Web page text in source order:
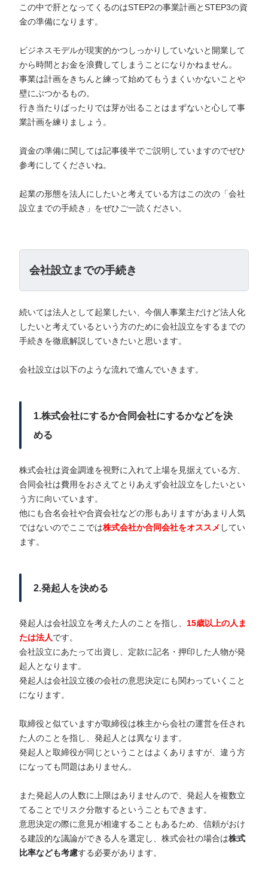
この中で肝となってくるのはSTEP2の事業計画とSTEP3の資
金の準備になります。
ビジネスモデルが現実的かつしっかりしていないと開業して
から時間とお金を浪費してしまうことになりかねません。
事業は計画をきちんと練って始めてもうまくいかないことや
壁にぶつかるもの。
行き当たりばったりでは芽が出ることはまずないと心して事
業計画を練りましょう。
資金の準備に関しては記事後半でご説明していますのでぜひ
参考にしてくださいね。
起業の形態を法人にしたいと考えている方はこの次の「会社
設立までの手続き」をぜひご一読ください。
会社設立までの手続き
続いては法人として起業したい、今個人事業主だけど法人化
したいと考えているという方のために会社設立をするまでの
手続きを徹底解説していきたいと思います。
会社設立は以下のような流れで進んでいきます。
1.株式会社にするか合同会社にするかなどを決
める
株式会社は資金調達を視野に入れて上場を見据えている方、
合同会社は費用をおさえてとりあえず会社設立をしたいとい
う方に向いています。
他にも合名会社や合資会社などの形もありますがあまり人気
ではないのでここでは株式会社か合同会社をオススメ してい
ます。
2.発起人を決める
発起人は会社設立を考えた人のことを指し、 15歳以上の人ま
たは法人 です。
会社設立にあたって出資し、定款に記名・押印した人物が発
起人となります。
発起人は会社設立後の会社の意思決定にも関わっていくこと
になります。
取締役と似ていますが取締役は株主から会社の運営を任され
た人のことを指し、発起人とは異なります。
発起人と取締役が同じということはよくありますが、違う方
になっても問題はありません。
また発起人の人数に上限はありませんので、発起人を複数立
てることでリスク分散するということもできます。
意思決定の際に意見が相違することもあるため、信頼がおけ
る建設的な議論ができる人を選定し、株式会社の場合は株式
比率なども考慮する必要があります。